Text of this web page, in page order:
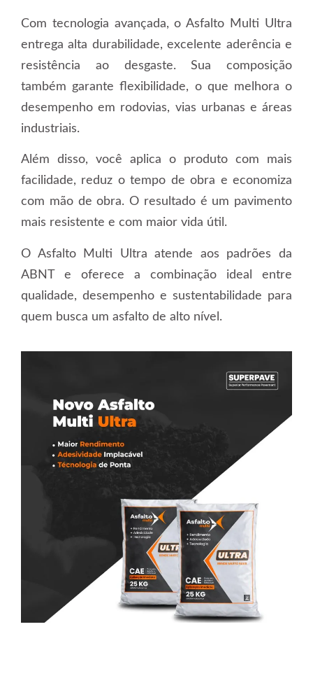
Com tecnologia avançada, o Asfalto Multi Ultra
entrega alta durabilidade, excelente aderência e
resistência ao desgaste. Sua composição
também garante flexibilidade, o que melhora o
desempenho em rodovias, vias urbanas e áreas
industriais.
Além disso, você aplica o produto com mais
facilidade, reduz o tempo de obra e economiza
com mão de obra. O resultado é um pavimento
mais resistente e com maior vida útil.
O Asfalto Multi Ultra atende aos padrões da
ABNT e oferece a combinação ideal entre
qualidade, desempenho e sustentabilidade para
quem busca um asfalto de alto nível.